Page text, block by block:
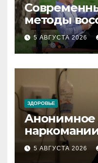
методы
при
5 АВГУСТА 2026
ЗДОРОВЬЕ
Анонимное
5 АВГУСТА 2026